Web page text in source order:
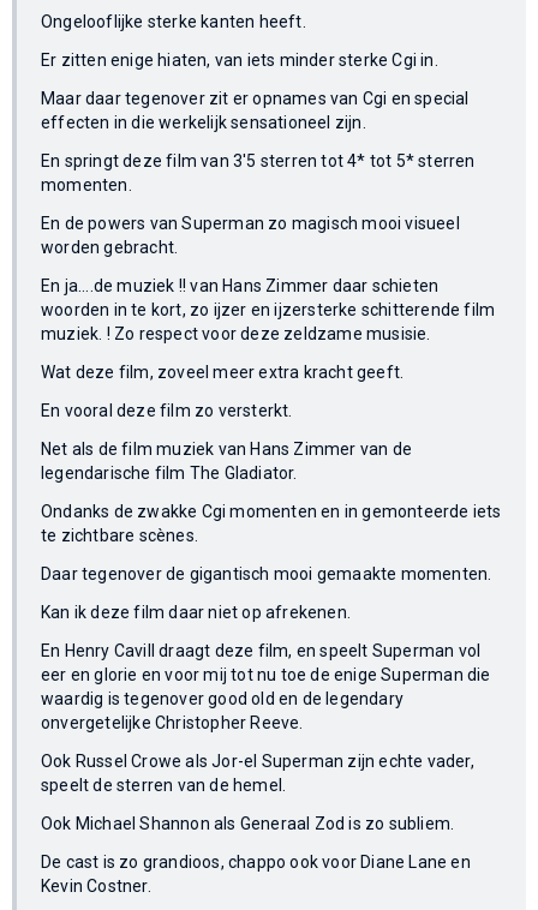
Ongelooflijke sterke kanten heeft.
Er zitten enige hiaten, van iets minder sterke Cgi in.
Maar daar tegenover zit er opnames van Cgi en special
effecten in die werkelijk sensationeel zijn.
En springt deze film van 3'5 sterren tot 4* tot 5* sterren
momenten.
En de powers van Superman zo magisch mooi visueel
worden gebracht.
En ja....de muziek !! van Hans Zimmer daar schieten
woorden in te kort, zo ijzer en ijzersterke schitterende film
muziek. ! Zo respect voor deze zeldzame musisie.
Wat deze film, zoveel meer extra kracht geeft.
En vooral deze film zo versterkt.
Net als de film muziek van Hans Zimmer van de
legendarische film The Gladiator.
Ondanks de zwakke Cgi momenten en in gemonteerde iets
te zichtbare scènes.
Daar tegenover de gigantisch mooi gemaakte momenten.
Kan ik deze film daar niet op afrekenen.
En Henry Cavill draagt deze film, en speelt Superman vol
eer en glorie en voor mij tot nu toe de enige Superman die
waardig is tegenover good old en de legendary
onvergetelijke Christopher Reeve.
Ook Russel Crowe als Jor-el Superman zijn echte vader,
speelt de sterren van de hemel.
Ook Michael Shannon als Generaal Zod is zo subliem.
De cast is zo grandioos, chappo ook voor Diane Lane en
Kevin Costner.